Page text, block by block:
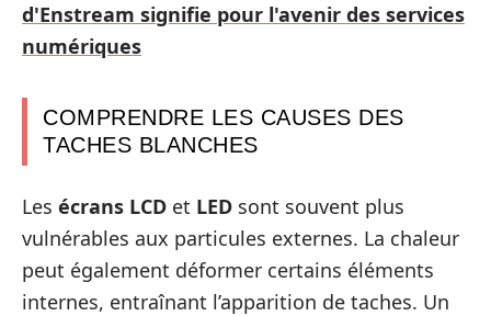
d'Enstream signifie pour l'avenir des services
numériques
COMPRENDRE LES CAUSES DES
TACHES BLANCHES
Les écrans LCD et LED sont souvent plus
vulnérables aux particules externes. La chaleur
peut également déformer certains éléments
internes, entraînant l’apparition de taches. Un